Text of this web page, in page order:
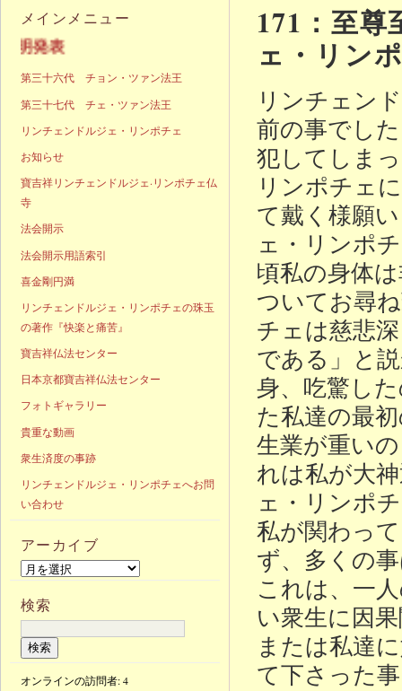
171：至
ェ・リン
リンチェン
前の事でし
犯してしま
リンポチェ
て戴く様願
ェ・リンポ
頃私の身体
ついてお尋
チェは慈悲
である」と
身、吃驚し
た私達の最
生業が重い
れは私が大
ェ・リンポ
私が関わっ
ず、多くの
これは、一
い衆生に因
または私達
て下さった
メインメニュー
第三十六代 チョン・ツァン法王
第三十七代 チェ・ツァン法王
リンチェンドルジェ・リンポチェ
お知らせ
寶吉祥リンチェンドルジェ·リンポチェ仏
寺
法会開示
法会開示用語索引
喜金剛円満
リンチェンドルジェ・リンポチェの珠玉
の著作『快楽と痛苦』
寶吉祥仏法センター
日本京都寶吉祥仏法センター
フォトギャラリー
貴重な動画
衆生済度の事跡
リンチェンドルジェ・リンポチェへお問
い合わせ
アーカイブ
検索
オンラインの訪問者: 4